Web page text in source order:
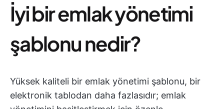
İyi bir emlak yönetimi
şablonu nedir?
Yüksek kaliteli bir emlak yönetimi şablonu, bir
elektronik tablodan daha fazlasıdır; emlak